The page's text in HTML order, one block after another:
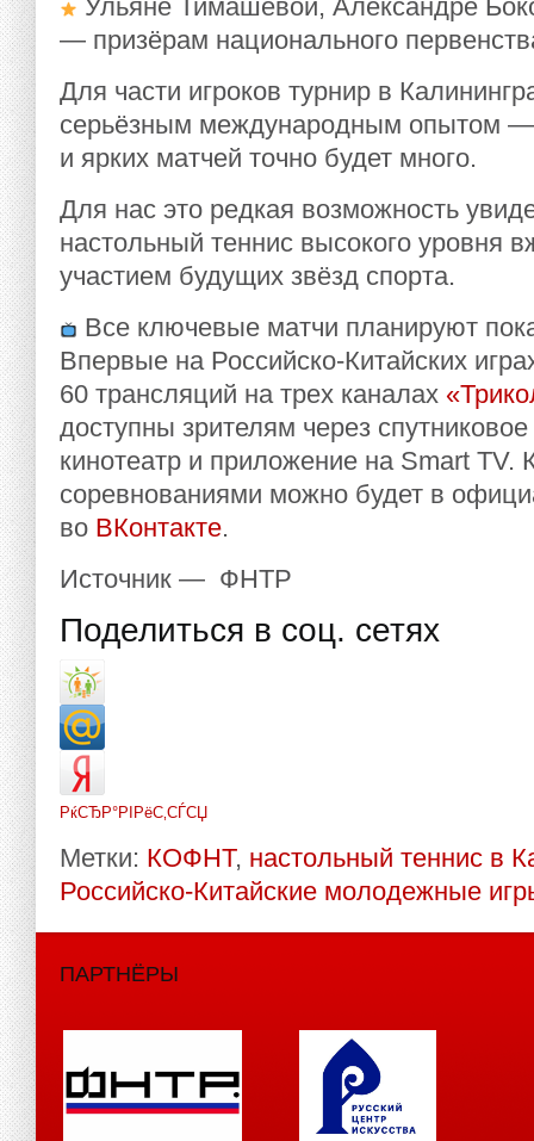
Ульяне Тимашевой, Александре
— призёрам национального
Для части игроков турнир в
серьёзным международным опытом —
и ярких матчей точно будет много.
Для нас это редкая возможность
настольный теннис высокого уровня
участием будущих звёзд спорта.
Все ключевые матчи планируют
Впервые на Российско-Китайских
60 трансляций на трех каналах
доступны зрителям через
кинотеатр и приложение на Smart TV.
соревнованиями можно будет в
во ВКонтакте.
Источник — ФНТР
Поделиться в соц. сетях
РќСЂР°РІРёС‚СЃСЏ
Метки: КОФНТ, настольный теннис в
Российско-Китайские молодежные
ПАРТНЁРЫ